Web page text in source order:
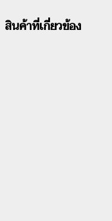
สินค้าที่เกี่ยวข้อง